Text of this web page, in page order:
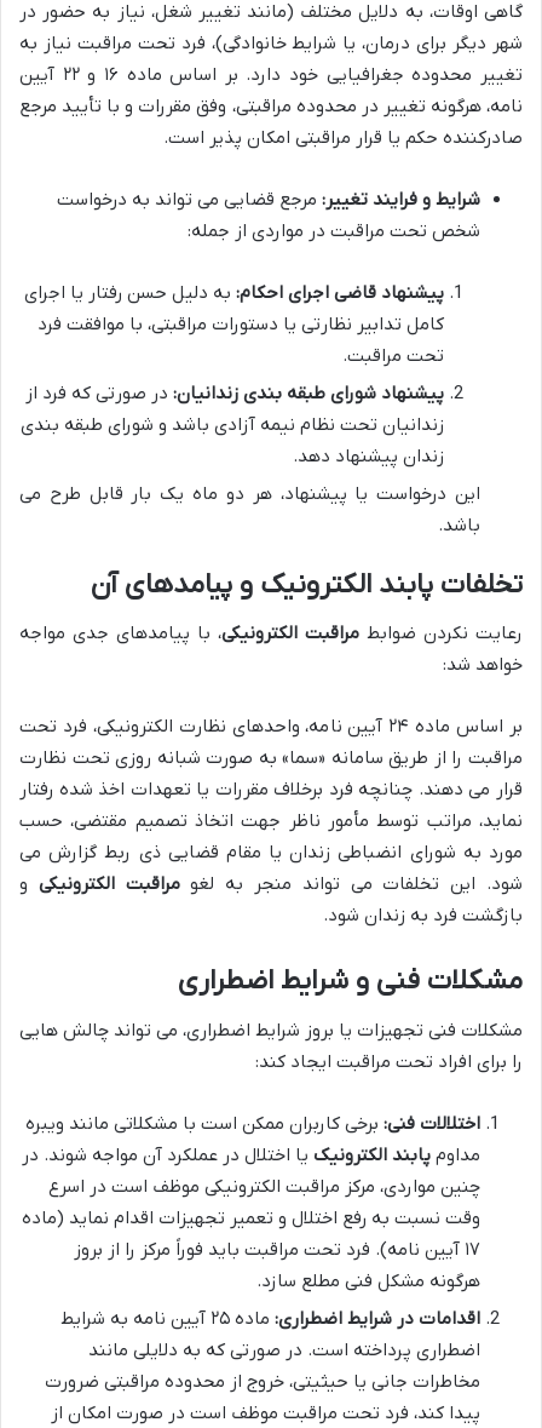
گاهی اوقات، به دلایل مختلف (مانند تغییر شغل، نیاز به حضور در
شهر دیگر برای درمان، یا شرایط خانوادگی)، فرد تحت مراقبت نیاز به
تغییر محدوده جغرافیایی خود دارد. بر اساس ماده ۱۶ و ۲۲ آیین
نامه، هرگونه تغییر در محدوده مراقبتی، وفق مقررات و با تأیید مرجع
صادرکننده حکم یا قرار مراقبتی امکان پذیر است.
شرایط و فرایند تغییر: مرجع قضایی می تواند به درخواست
شخص تحت مراقبت در مواردی از جمله:
پیشنهاد قاضی اجرای احکام: به دلیل حسن رفتار یا اجرای
کامل تدابیر نظارتی یا دستورات مراقبتی، با موافقت فرد
تحت مراقبت.
پیشنهاد شورای طبقه بندی زندانیان: در صورتی که فرد از
زندانیان تحت نظام نیمه آزادی باشد و شورای طبقه بندی
زندان پیشنهاد دهد.
این درخواست یا پیشنهاد، هر دو ماه یک بار قابل طرح می
باشد.
تخلفات پابند الکترونیک و پیامدهای آن
رعایت نکردن ضوابط مراقبت الکترونیکی، با پیامدهای جدی مواجه
خواهد شد:
بر اساس ماده ۲۴ آیین نامه، واحدهای نظارت الکترونیکی، فرد تحت
مراقبت را از طریق سامانه «سما» به صورت شبانه روزی تحت نظارت
قرار می دهند. چنانچه فرد برخلاف مقررات یا تعهدات اخذ شده رفتار
نماید، مراتب توسط مأمور ناظر جهت اتخاذ تصمیم مقتضی، حسب
مورد به شورای انضباطی زندان یا مقام قضایی ذی ربط گزارش می
شود. این تخلفات می تواند منجر به لغومراقبت الکترونیکی و
بازگشت فرد به زندان شود.
مشکلات فنی و شرایط اضطراری
مشکلات فنی تجهیزات یا بروز شرایط اضطراری، می تواند چالش هایی
را برای افراد تحت مراقبت ایجاد کند:
اختلالات فنی: برخی کاربران ممکن است با مشکلاتی مانند ویبره
مداوم پابند الکترونیک یا اختلال در عملکرد آن مواجه شوند. در
چنین مواردی، مرکز مراقبت الکترونیکی موظف است در اسرع
وقت نسبت به رفع اختلال و تعمیر تجهیزات اقدام نماید (ماده
۱۷ آیین نامه). فرد تحت مراقبت باید فوراً مرکز را از بروز
هرگونه مشکل فنی مطلع سازد.
اقدامات در شرایط اضطراری:
ماده ۲۵ آیین نامه به شرایط
اضطراری پرداخته است. در صورتی که به دلایلی مانند
مخاطرات جانی یا حیثیتی، خروج از محدوده مراقبتی ضرورت
پیدا کند، فرد تحت مراقبت موظف است در صورت امکان از